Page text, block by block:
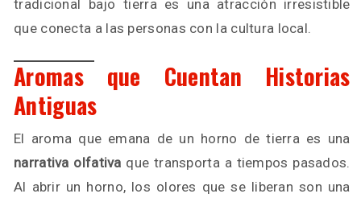
tradicional bajo tierra es una atracción irresistible
que conecta a las personas con la cultura local.
Aromas que Cuentan Historias
Antiguas
El aroma que emana de un horno de tierra es una
narrativa olfativa que transporta a tiempos pasados.
Al abrir un horno, los olores que se liberan son una